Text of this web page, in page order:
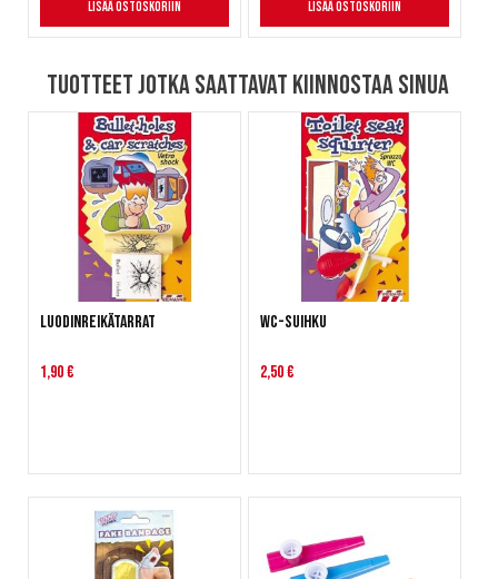
Lisää ostoskoriin Lisää ostoskoriin
Tuotteet jotka saattavat kiinnostaa sinua
Luodinreikätarrat
1,90 €
WC-suihku
2,50 €